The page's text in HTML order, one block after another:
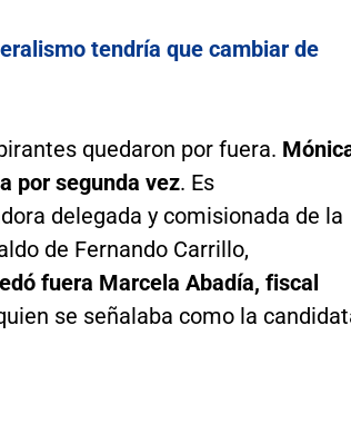
tendría que cambiar de
quedaron por fuera.
por segunda vez. Es
delegada y comisionada de la
de Fernando Carrillo,
fuera Marcela Abadía, fiscal
se señalaba como la